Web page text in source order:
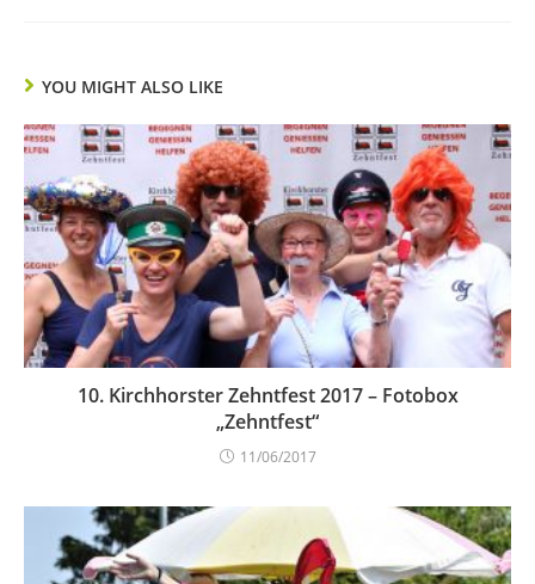
YOU MIGHT ALSO LIKE
10. Kirchhorster Zehntfest 2017 – Fotobox
„Zehntfest“
11/06/2017